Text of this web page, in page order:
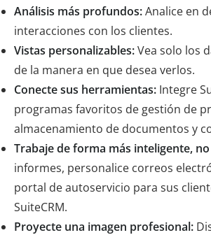
Análisis más profundos:Analice en
interacciones con los clientes.
Vistas personalizables:Vea solo los
de la manera en que desea verlos.
Conecte sus herramientas: Integre
programas favoritos de gestión de
almacenamiento de documentos y
Trabaje de forma más inteligente,
informes, personalice correos
portal de autoservicio para sus
SuiteCRM.
Proyecte una imagen profesional: